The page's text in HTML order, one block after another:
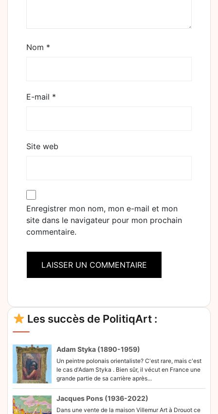
Nom *
E-mail *
Site web
Enregistrer mon nom, mon e-mail et mon
site dans le navigateur pour mon prochain
commentaire.
Les succès de PolitiqArt :
Adam Styka (1890-1959)
Un peintre polonais orientaliste? C'est rare, mais c'est
le cas d'Adam Styka . Bien sûr, il vécut en France une
grande partie de sa carrière après...
Jacques Pons (1936-2022)
Dans une vente de la maison Villemur Art à Drouot ce